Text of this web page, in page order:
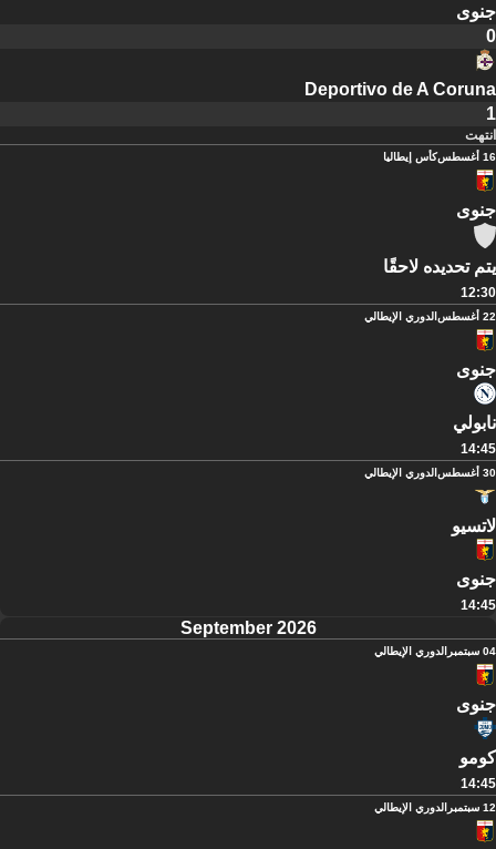
جنوى
0
Deportivo de A Coruna
1
انتهت
16 أغسطس كأس إيطاليا
جنوى
يتم تحديده لاحقًا
12:30
22 أغسطس الدوري الإيطالي
جنوى
نابولي
14:45
30 أغسطس الدوري الإيطالي
لاتسيو
جنوى
14:45
September 2026
04 سبتمبر الدوري الإيطالي
جنوى
كومو
14:45
12 سبتمبر الدوري الإيطالي